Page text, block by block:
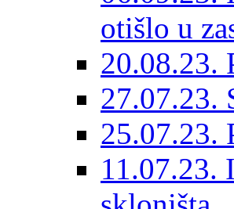
otišlo u
20.08.23.
27.07.23.
25.07.23.
11.07.23.